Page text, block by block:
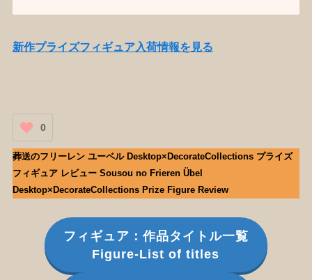
新作プライズフィギュア入荷情報を見る
0
葬送のフリーレン ユーベル Desktop×DecorateCollections プライズ
フィギュア レビュー Sousou no Frieren Übel
Desktop×DecorateCollections Prize Figure Review
フィギュア：作品タイトル一覧
Figure-List of titles